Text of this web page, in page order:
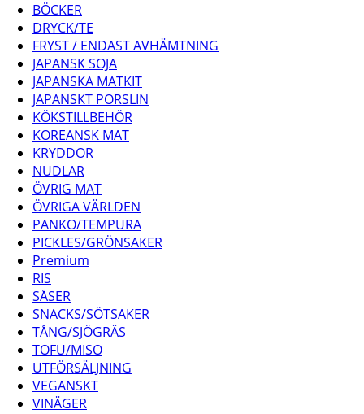
BÖCKER
DRYCK/TE
FRYST / ENDAST AVHÄMTNING
JAPANSK SOJA
JAPANSKA MATKIT
JAPANSKT PORSLIN
KÖKSTILLBEHÖR
KOREANSK MAT
KRYDDOR
NUDLAR
ÖVRIG MAT
ÖVRIGA VÄRLDEN
PANKO/TEMPURA
PICKLES/GRÖNSAKER
Premium
RIS
SÅSER
SNACKS/SÖTSAKER
TÅNG/SJÖGRÄS
TOFU/MISO
UTFÖRSÄLJNING
VEGANSKT
VINÄGER